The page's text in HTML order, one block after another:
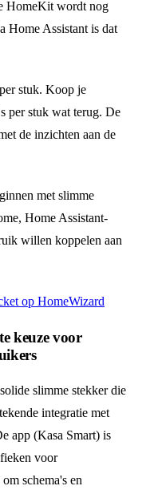
HomeKit wordt nog
Home Assistant is dat
stuk. Koop je
per stuk wat terug. De
de inzichten aan de
met slimme
Home Assistant-
willen koppelen aan
op HomeWizard
keuze voor
slimme stekker die
integratie met
app (Kasa Smart) is
voor
schema's en